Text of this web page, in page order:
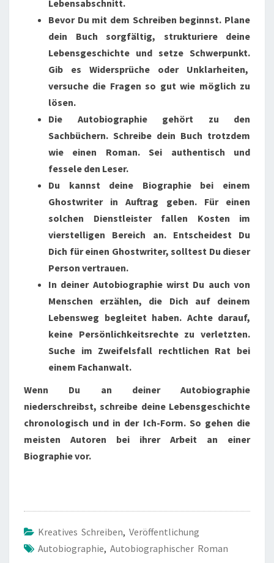
Lebensabschnitt.
Bevor Du mit dem Schreiben beginnst. Plane
dein Buch sorgfältig, strukturiere deine
Lebensgeschichte und setze Schwerpunkt.
Gib es Widersprüche oder Unklarheiten,
versuche die Fragen so gut wie möglich zu
lösen.
Die Autobiographie gehört zu den
Sachbüchern. Schreibe dein Buch trotzdem
wie einen Roman. Sei authentisch und
fessele den Leser.
Du kannst deine Biographie bei einem
Ghostwriter in Auftrag geben. Für einen
solchen Dienstleister fallen Kosten im
vierstelligen Bereich an. Entscheidest Du
Dich für einen Ghostwriter, solltest Du dieser
Person vertrauen.
In deiner Autobiographie wirst Du auch von
Menschen erzählen, die Dich auf deinem
Lebensweg begleitet haben. Achte darauf,
keine Persönlichkeitsrechte zu verletzten.
Suche im Zweifelsfall rechtlichen Rat bei
einem Fachanwalt.
Wenn Du an deiner Autobiographie
niederschreibst, schreibe deine Lebensgeschichte
chronologisch und in der Ich-Form. So gehen die
meisten Autoren bei ihrer Arbeit an einer
Biographie vor.
Kreatives Schreiben, Veröffentlichung
Autobiographie, Autobiographischer Roman